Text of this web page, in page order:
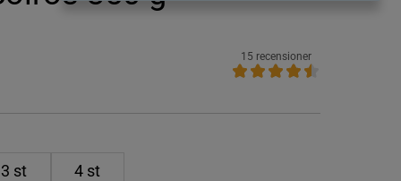
15 recensioner
3 st
4 st